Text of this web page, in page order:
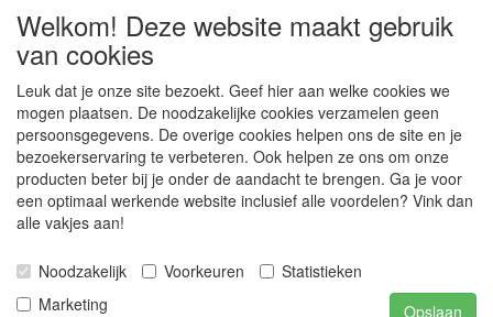
E-mail: info@smitsound.nl
Telefoon: +31-(0)6-22256322
Bestellingen binnen Nederland, ongeacht gewicht, verstuurd
voor € 6,95
Prijzen inclusief 21% BTW, tenzij anders vermeldt
© Smitsound Geluidstechniek 2024, alle rechten
Welkom! Deze website maakt gebruik
van cookies
Leuk dat je onze site bezoekt. Geef hier aan welke cookies we
mogen plaatsen. De noodzakelijke cookies verzamelen geen
persoonsgegevens. De overige cookies helpen ons de site en je
bezoekerservaring te verbeteren. Ook helpen ze ons om onze
producten beter bij je onder de aandacht te brengen. Ga je voor
een optimaal werkende website inclusief alle voordelen? Vink dan
alle vakjes aan!
Noodzakelijk Voorkeuren
Statistieken
Marketing
Opslaan